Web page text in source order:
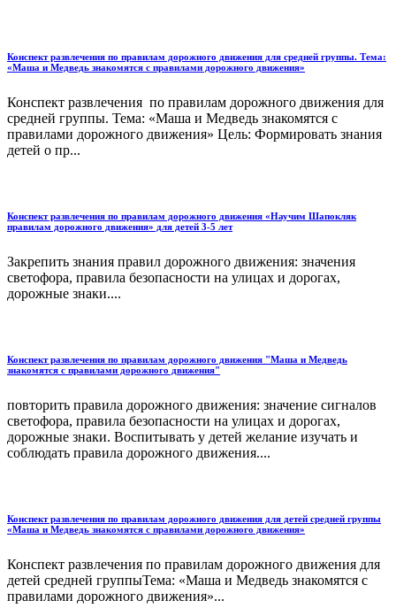
Конспект развлечения по правилам дорожного движения для средней группы. Тема:
«Маша и Медведь знакомятся с правилами дорожного движения»
Конспект развлечения по правилам дорожного движения для
средней группы. Тема: «Маша и Медведь знакомятся с
правилами дорожного движения» Цель: Формировать знания
детей о пр...
Конспект развлечения по правилам дорожного движения «Научим Шапокляк
правилам дорожного движения» для детей 3-5 лет
Закрепить знания правил дорожного движения: значения
светофора, правила безопасности на улицах и дорогах,
дорожные знаки....
Конспект развлечения по правилам дорожного движения "Маша и Медведь
знакомятся с правилами дорожного движения"
повторить правила дорожного движения: значение сигналов
светофора, правила безопасности на улицах и дорогах,
дорожные знаки. Воспитывать у детей желание изучать и
соблюдать правила дорожного движения....
Конспект развлечения по правилам дорожного движения для детей средней группы
«Маша и Медведь знакомятся с правилами дорожного движения»
Конспект развлечения по правилам дорожного движения для
детей средней группыТема: «Маша и Медведь знакомятся с
правилами дорожного движения»...